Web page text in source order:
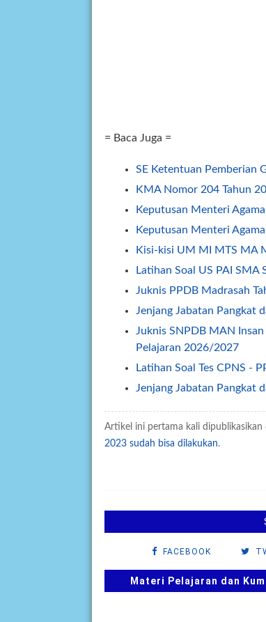
= Baca Juga =
SE Ketentuan Pemberian
KMA Nomor 204 Tahun
Keputusan Menteri
Keputusan Menteri
Kisi-kisi UM MI MTS MA
Latihan Soal US PAI SMA
Juknis PPDB Madrasah
Jenjang Jabatan Pangkat
Juknis SNPDB MAN
Pelajaran 2026/2027
Latihan Soal Tes CPNS -
Jenjang Jabatan Pangkat
Pedoman Penyusunan
Juknis Penilaian Kinerja
Latihan Soal Tes CPNS
Ketentuan Jumlah Wakil
Keputusan Dirjen Pendis
Kemenag di bulan
Artikel ini pertama kali dipublikasikan
2023 sudah bisa dilakukan.
FACEBOOK
Materi Pelajaran dan